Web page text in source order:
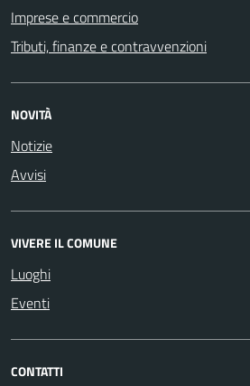
Imprese e commercio
Tributi, finanze e contravvenzioni
NOVITÀ
Notizie
Avvisi
VIVERE IL COMUNE
Luoghi
Eventi
CONTATTI